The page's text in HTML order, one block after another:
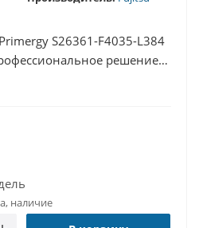
Primergy S26361-F4035-L384
решение
ёмкостью 2.4 ТБ,
поддержка горячего
обеспечивающего
наличие